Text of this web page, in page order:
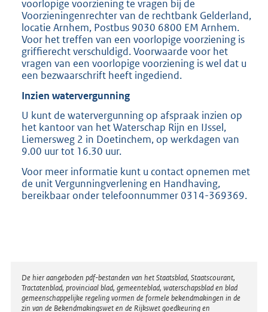
voorlopige voorziening te vragen bij de
Voorzieningenrechter van de rechtbank Gelderland,
locatie Arnhem, Postbus 9030 6800 EM Arnhem.
Voor het treffen van een voorlopige voorziening is
griffierecht verschuldigd. Voorwaarde voor het
vragen van een voorlopige voorziening is wel dat u
een bezwaarschrift heeft ingediend.
Inzien watervergunning
U kunt de watervergunning op afspraak inzien op
het kantoor van het Waterschap Rijn en IJssel,
Liemersweg 2 in Doetinchem, op werkdagen van
9.00 uur tot 16.30 uur.
Voor meer informatie kunt u contact opnemen met
de unit Vergunningverlening en Handhaving,
bereikbaar onder telefoonnummer 0314-369369.
Disclaimer
De hier aangeboden pdf-bestanden van het Staatsblad, Staatscourant,
Tractatenblad, provinciaal blad, gemeenteblad, waterschapsblad en blad
gemeenschappelijke regeling vormen de formele bekendmakingen in de
zin van de Bekendmakingswet en de Rijkswet goedkeuring en